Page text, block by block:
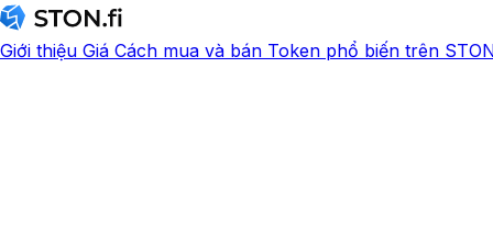
Giới thiệu Giá Cách mua và bán Token phổ biến trên